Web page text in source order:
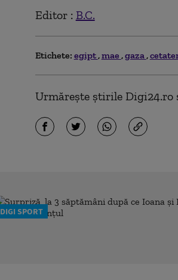
Editor : B.C.
Etichete: egipt mae gaza
Urmărește știrile Digi24.ro
DIGI SPORT